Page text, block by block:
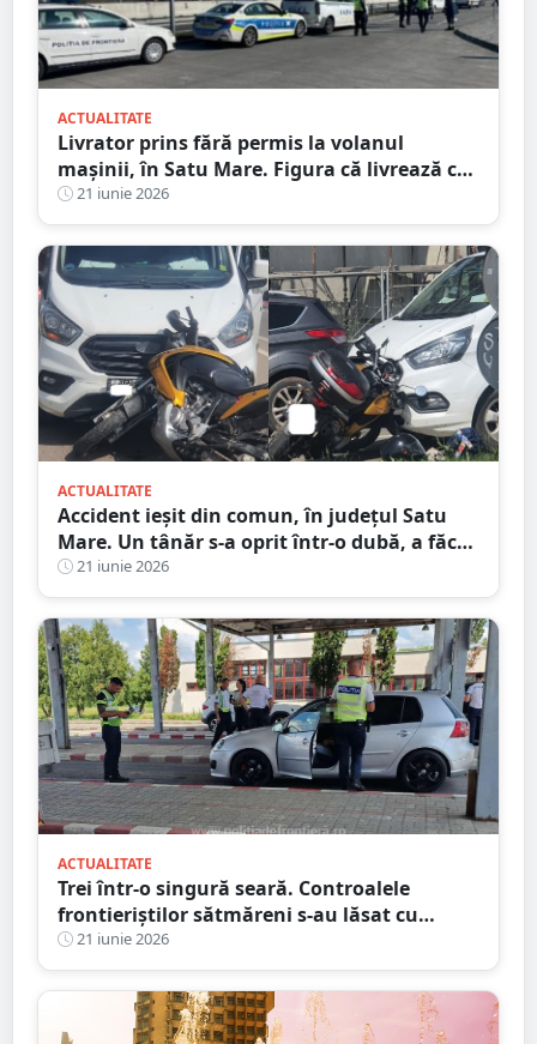
ACTUALITATE
Livrator prins fără permis la volanul
mașinii, în Satu Mare. Figura că livrează cu
bicicleta
21 iunie 2026
ACTUALITATE
Accident ieșit din comun, în județul Satu
Mare. Un tânăr s-a oprit într-o dubă, a făcut
praf Codul Rutier
21 iunie 2026
ACTUALITATE
Trei într-o singură seară. Controalele
frontieriștilor sătmăreni s-au lăsat cu
dosare penale
21 iunie 2026